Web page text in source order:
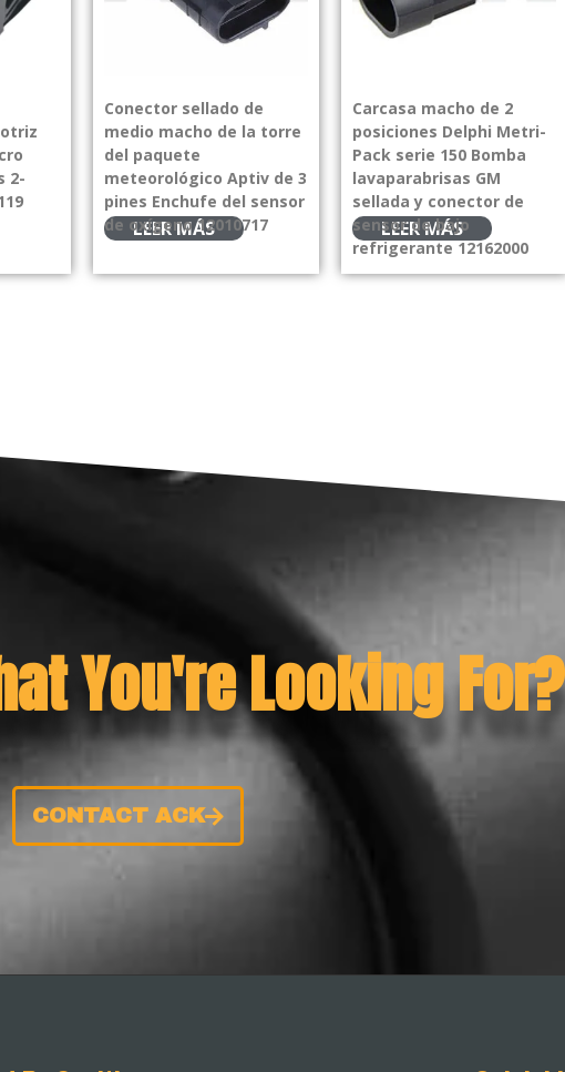
2-
Conector sellado de
medio macho de la torre
del paquete
meteorológico Aptiv de 3
pines Enchufe del sensor
de oxígeno 12010717
LEER MÁS
Carcasa macho de 2
posiciones Delphi Metri-
Pack serie 150 Bomba
lavaparabrisas GM
sellada y conector de
sensor de bajo
refrigerante 12162000
LEER MÁS
You're Looking For?
CONTACT ACK